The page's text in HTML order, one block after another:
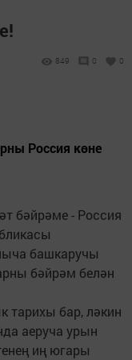
849 0 0
Россия көне
бәйрәме - Россия
башкаручы
бәйрәм белән
тарихы бар, ләкин
аеруча урын
иң югары